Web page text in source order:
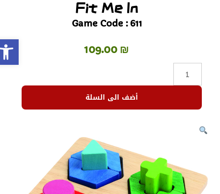
Fit Me In
Game Code : 611
109.00₪
أضف الى السلة